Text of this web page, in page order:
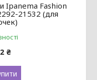
Ipanema Fashion
21532 (для
₴